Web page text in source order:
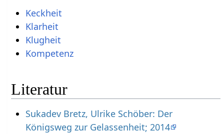
Keckheit
Klarheit
Klugheit
Kompetenz
Literatur
Sukadev Bretz, Ulrike Schöber: Der
Königsweg zur Gelassenheit; 2014